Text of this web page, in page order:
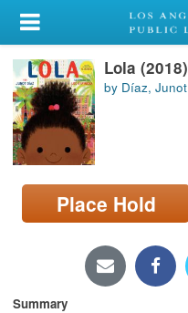
My Account
Library Card
Sign In
Search
Locations/Hours (external
page)
Lola (2018)
by Díaz, Junot
Place Hold
Summary